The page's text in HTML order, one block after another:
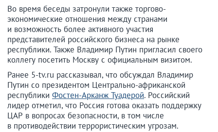
Во время беседы затронули также торгово-
экономические отношения между странами
и возможность более активного участия
представителей российского бизнеса на рынке
республики. Также Владимир Путин пригласил своего
коллегу посетить Москву с официальным визитом.
Ранее 5-tv.ru рассказывал, что обсуждал Владимир
Путин со президентом Центрально-африканской
республики Фостен-Арканж Туадерой. Российский
лидер отметил, что Россия готова оказать поддержку
ЦАР в вопросах безопасности, в том числе
в противодействии террористическим угрозам.